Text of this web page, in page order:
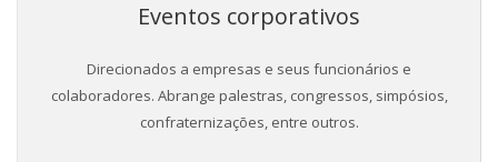
Eventos corporativos
Direcionados a empresas e seus funcionários e
colaboradores. Abrange palestras, congressos, simpósios,
confraternizações, entre outros.